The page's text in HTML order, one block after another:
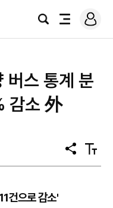
검
전
로
그
버스 통계 분
감소 外
공
유
텍
스
건으로 감소'